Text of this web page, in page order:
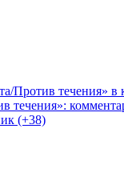
Против течения» в
течения»:
(+38)